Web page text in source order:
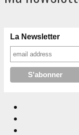
La Newsletter